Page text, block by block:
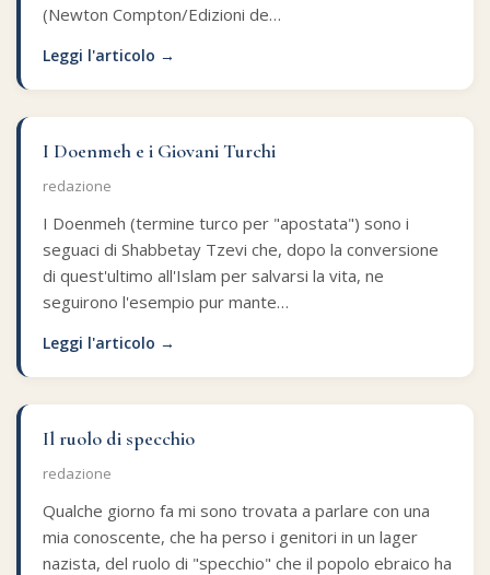
(Newton Compton/Edizioni de…
Leggi l'articolo →
I Doenmeh e i Giovani Turchi
redazione
I Doenmeh (termine turco per "apostata") sono i
seguaci di Shabbetay Tzevi che, dopo la conversione
di quest'ultimo all'Islam per salvarsi la vita, ne
seguirono l'esempio pur mante…
Leggi l'articolo →
Il ruolo di specchio
redazione
Qualche giorno fa mi sono trovata a parlare con una
mia conoscente, che ha perso i genitori in un lager
nazista, del ruolo di "specchio" che il popolo ebraico ha